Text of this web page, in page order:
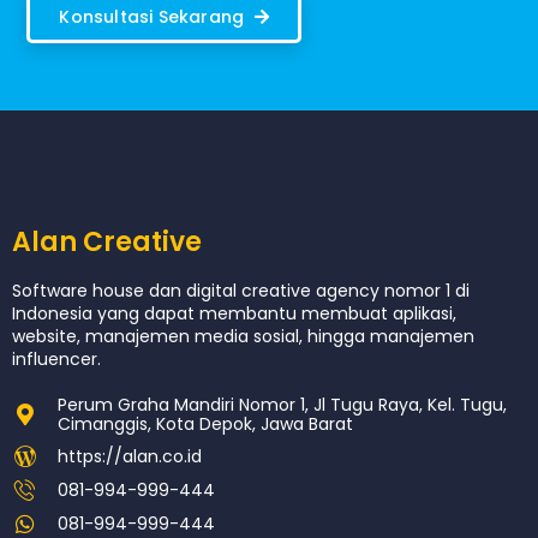
Konsultasi Sekarang
Alan Creative
Software house dan digital creative agency nomor 1 di
Indonesia yang dapat membantu membuat aplikasi,
website, manajemen media sosial, hingga manajemen
influencer.
Perum Graha Mandiri Nomor 1, Jl Tugu Raya, Kel. Tugu,
Cimanggis, Kota Depok, Jawa Barat
https://alan.co.id
081-994-999-444
081-994-999-444